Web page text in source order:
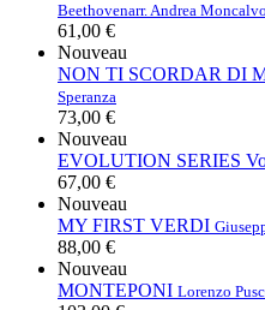
Beethovenarr. Andrea
61,00 €
Nouveau
NON TI SCORDAR DI
Speranza
73,00 €
Nouveau
EVOLUTION SERIES
67,00 €
Nouveau
MY FIRST VERDI
88,00 €
Nouveau
MONTEPONI Lorenzo